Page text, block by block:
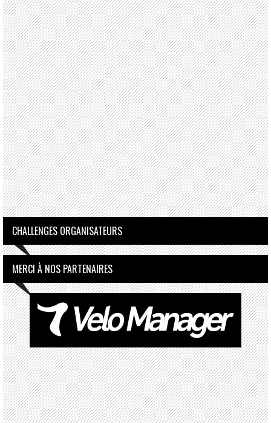
CHALLENGES ORGANISATEURS
MERCI À NOS PARTENAIRES